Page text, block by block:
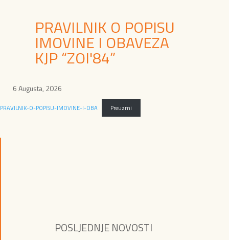
PRAVILNIK O POPISU
IMOVINE I OBAVEZA
KJP “ZOI'84”
6 Augusta, 2026
PRAVILNIK-O-POPISU-IMOVINE-I-OBA Preuzmi
POSLJEDNJE NOVOSTI